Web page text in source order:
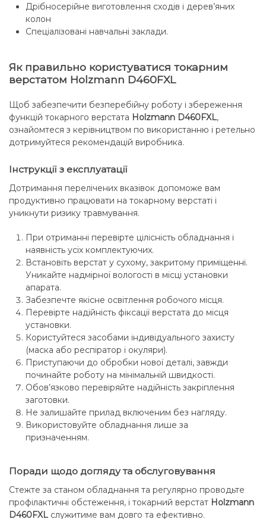
Дрібносерійне виготовлення сходів і дерев’яних
колон
Спеціалізовані навчальні заклади.
Як правильно користуватися токарним
верстатом Holzmann D460FXL
Щоб забезпечити безперебійну роботу і збереження
функцій токарного верстата Holzmann D460FXL,
ознайомтеся з керівництвом по використанню і ретельно
дотримуйтеся рекомендацій виробника.
Інструкції з експлуатації
Дотримання перелічених вказівок допоможе вам
продуктивно працювати на токарному верстаті і
уникнути ризику травмування.
При отриманні перевірте цілісність обладнання і
наявність усіх комплектуючих.
Встановіть верстат у сухому, закритому приміщенні.
Уникайте надмірної вологості в місці установки
апарата.
Забезпечте якісне освітлення робочого місця.
Перевірте надійність фіксації верстата до місця
установки.
Користуйтеся засобами індивідуального захисту
(маска або респіратор і окуляри).
Приступаючи до обробки нової деталі, завжди
починайте роботу на мінімальній швидкості.
Обов’язково перевіряйте надійність закріплення
заготовки.
Не залишайте прилад включеним без нагляду.
Використовуйте обладнання лише за
призначенням.
Поради щодо догляду та обслуговування
Стежте за станом обладнання та регулярно проводьте
профілактичні обстеження, і токарний верстат Holzmann
D460FXL служитиме вам довго та ефективно.